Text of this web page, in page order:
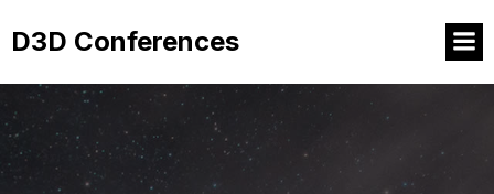
D3D Conferences